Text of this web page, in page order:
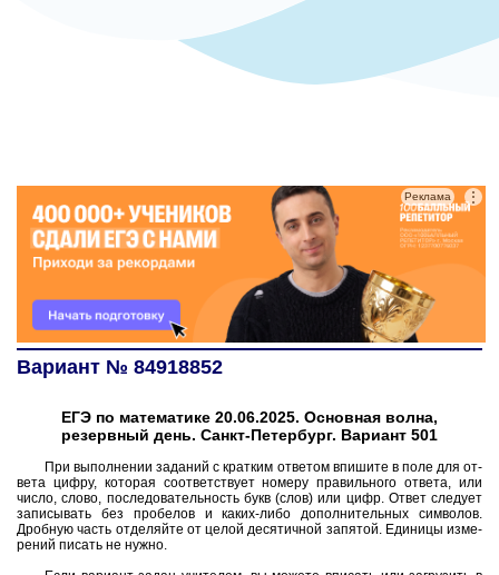
⋮
Реклама
Вариант № 84918852
ЕГЭ по математике 20.06.2025. Основная волна,
резервный день. Санкт-Петербург. Вариант 501
При вы­пол­не­нии за­да­ний с крат­ким от­ве­том впи­ши­те в поле для от­
ве­та цифру, ко­то­рая со­от­вет­ству­ет но­ме­ру пра­виль­но­го от­ве­та, или
число, слово, по­сле­до­ва­тель­ность букв (слов) или цифр. Ответ сле­ду­ет
за­пи­сы­вать без про­бе­лов и каких-либо до­пол­ни­тель­ных сим­во­лов.
Дроб­ную часть от­де­ляй­те от целой де­ся­тич­ной за­пя­той. Еди­ни­цы из­ме­
ре­ний пи­сать не нужно.